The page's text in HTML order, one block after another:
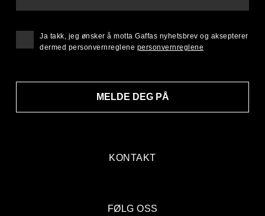
KONTAKT
MELDE DEG PÅ
Ja takk, jeg ønsker å motta Gaffas nyhetsbrev og aksepterer
dermed personvernreglene personvernreglene
FØLG OSS